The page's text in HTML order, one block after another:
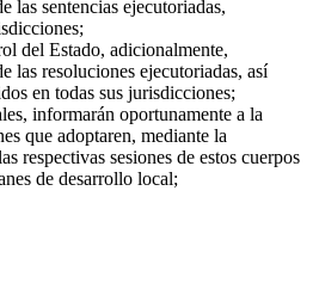
las sentencias ejecutoriadas,
del Estado, adicionalmente,
las resoluciones ejecutoriadas, así
en todas sus jurisdicciones;
informarán oportunamente a la
que adoptaren, mediante la
respectivas sesiones de estos cuerpos
de desarrollo local;